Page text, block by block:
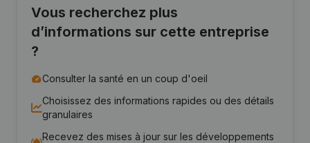
Vous recherchez plus
d’informations sur cette entreprise
?
Consulter la santé en un coup d'oeil
Choisissez des informations rapides ou des détails
granulaires
Recevez des mises à jour sur les développements